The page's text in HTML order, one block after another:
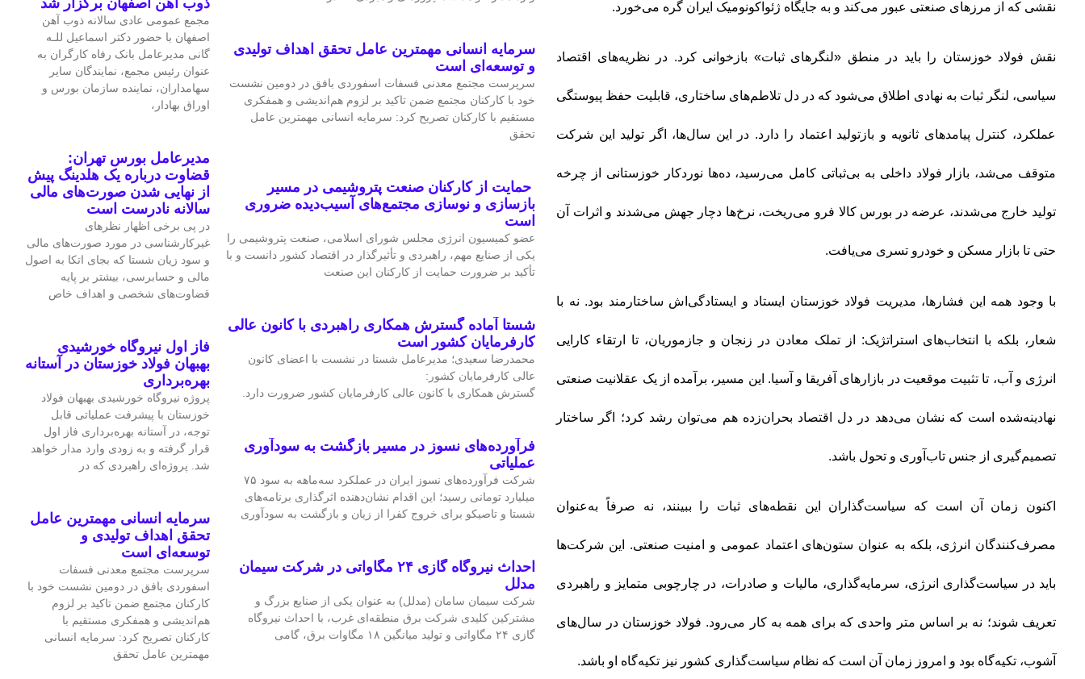
نقشی که از مرزهای صنعتی عبور می‌کند و به جایگاه ژئواکونومیک ایران گره می‌خورد.
نقش فولاد خوزستان را باید در منطق «لنگرهای ثبات» بازخوانی کرد. در نظریه‌های اقتصاد
سیاسی، لنگر ثبات به نهادی اطلاق می‌شود که در دل تلاطم‌های ساختاری، قابلیت حفظ پیوستگی
عملکرد، کنترل پیامدهای ثانویه و بازتولید اعتماد را دارد. در این سال‌ها، اگر تولید این شرکت
متوقف می‌شد، بازار فولاد داخلی به بی‌ثباتی کامل می‌رسید، ده‌ها نوردکار خوزستانی از چرخه
تولید خارج می‌شدند، عرضه در بورس کالا فرو می‌ریخت، نرخ‌ها دچار جهش می‌شدند و اثرات آن
حتی تا بازار مسکن و خودرو تسری می‌یافت.
با وجود همه این فشارها، مدیریت فولاد خوزستان ایستاد و ایستادگی‌اش ساختارمند بود. نه با
شعار، بلکه با انتخاب‌های استراتژیک: از تملک معادن در زنجان و جازموریان، تا ارتقاء کارایی
انرژی و آب، تا تثبیت موقعیت در بازارهای آفریقا و آسیا. این مسیر، برآمده از یک عقلانیت صنعتی
نهادینه‌شده است که نشان می‌دهد در دل اقتصاد بحران‌زده هم می‌توان رشد کرد؛ اگر ساختار
تصمیم‌گیری از جنس تاب‌آوری و تحول باشد.
اکنون زمان آن است که سیاست‌گذاران این نقطه‌های ثبات را ببینند، نه صرفاً به‌عنوان
مصرف‌کنندگان انرژی، بلکه به‌ عنوان ستون‌های اعتماد عمومی و امنیت صنعتی. این شرکت‌ها
باید در سیاست‌گذاری انرژی، سرمایه‌گذاری، مالیات و صادرات، در چارچوبی متمایز و راهبردی
تعریف شوند؛ نه بر اساس متر واحدی که برای همه به کار می‌رود. فولاد خوزستان در سال‌های
آشوب، تکیه‌گاه بود و امروز زمان آن است که نظام سیاست‌گذاری کشور نیز تکیه‌گاه او باشد.
سرمایه انسانی مهمترین عامل تحقق اهداف تولیدی
و توسعه‌ای است
سرپرست مجتمع معدنی فسفات اسفوردی بافق در دومین نشست
خود با کارکنان مجتمع ضمن تاکید بر لزوم هم‌اندیشی و همفکری
مستقیم با کارکنان تصریح کرد: سرمایه انسانی مهمترین عامل
تحقق
حمایت از کارکنان صنعت پتروشیمی در مسیر
بازسازی و نوسازی مجتمع‌های آسیب‌دیده ضروری
است
عضو کمیسیون انرژی مجلس شورای اسلامی، صنعت پتروشیمی را
یکی از صنایع مهم، راهبردی و تأثیرگذار در اقتصاد کشور دانست و با
تأکید بر ضرورت حمایت از کارکنان این صنعت
شستا آماده گسترش همکاری راهبردی با کانون عالی
کارفرمایان کشور است
محمدرضا سعیدی؛ مدیرعامل شستا در نشست با اعضای کانون
عالی کارفرمایان کشور:
گسترش همکاری با کانون عالی کارفرمایان کشور ضرورت دارد.
فرآورده‌های نسوز در مسیر بازگشت به سودآوری
عملیاتی
شرکت فرآورده‌های نسوز ایران در عملکرد سه‌ماهه به سود ۷۵
میلیارد تومانی رسید؛ این اقدام نشان‌دهنده اثرگذاری برنامه‌های
شستا و تاصیکو برای خروج کفرا از زیان و بازگشت به سودآوری
احداث نیروگاه گازی ۲۴ مگاواتی در شرکت سیمان
مدلل
شرکت سیمان سامان (مدلل) به عنوان یکی از صنایع بزرگ و
مشترکین کلیدی شرکت برق منطقه‌ای غرب، با احداث نیروگاه
گازی ۲۴ مگاواتی و تولید میانگین ۱۸ مگاوات برق، گامی
ذوب آهن اصفهان برگزار شد
مجمع عمومی عادی سالانه ذوب آهن
اصفهان با حضور دکتر اسماعیل للـه
گانی مدیرعامل بانک رفاه کارگران به
عنوان رئیس مجمع، نمایندگان سایر
سهامداران، نماینده سازمان بورس و
اوراق بهادار،
مدیرعامل بورس تهران:
قضاوت درباره یک هلدینگ پیش
از نهایی شدن صورت‌های مالی
سالانه نادرست است
در پی برخی اظهار نظرهای
غیرکارشناسی در مورد صورت‌های مالی
و سود زیان شستا که بجای اتکا به اصول
مالی و حسابرسی، بیشتر بر پایه
قضاوت‌‌های شخصی و اهداف خاص
فاز اول نیروگاه خورشیدی
بهبهان فولاد خوزستان در آستانه
بهره‌برداری
پروژه نیروگاه خورشیدی بهبهان فولاد
خوزستان با پیشرفت عملیاتی قابل‌
توجه، در آستانه بهره‌برداری فاز اول
قرار گرفته و به‌ زودی وارد مدار خواهد
شد. پروژه‌ای راهبردی که در
سرمایه انسانی مهمترین عامل
تحقق اهداف تولیدی و
توسعه‌ای است
سرپرست مجتمع معدنی فسفات
اسفوردی بافق در دومین نشست خود با
کارکنان مجتمع ضمن تاکید بر لزوم
هم‌اندیشی و همفکری مستقیم با
کارکنان تصریح کرد: سرمایه انسانی
مهمترین عامل تحقق